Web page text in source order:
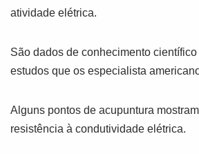
atividade elétrica.
São dados de conhecimento
estudos que os especialista
Alguns pontos de acupuntura
resistência à condutividade elétrica.